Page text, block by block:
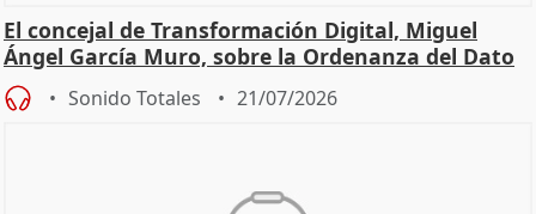
El concejal de Transformación Digital, Miguel
Ángel García Muro, sobre la Ordenanza del Dato
Sonido Totales 21/07/2026